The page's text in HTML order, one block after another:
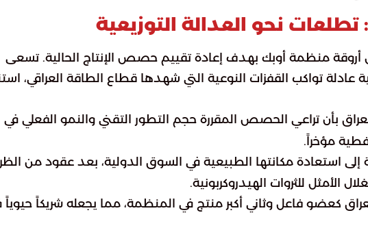
نحو العدالة التوزيعية
أروقة منظمة أوبك بهدف إعادة تقييم حصص الإنتاج الحالية. تسعى
تواكب القفزات النوعية التي شهدها قطاع الطاقة العراقي،
بأن تراعي الحصص المقررة حجم التطور التقني والنمو الفعلي في
مؤخراً.
إلى استعادة مكانتها الطبيعية في السوق الدولية، بعد عقود من
الأمثل للثروات الهيدروكربونية.
كعضو فاعل وثاني أكبر منتج في المنظمة، مما يجعله شريكاً حيوياً